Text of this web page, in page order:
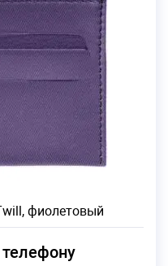
фиолетовый